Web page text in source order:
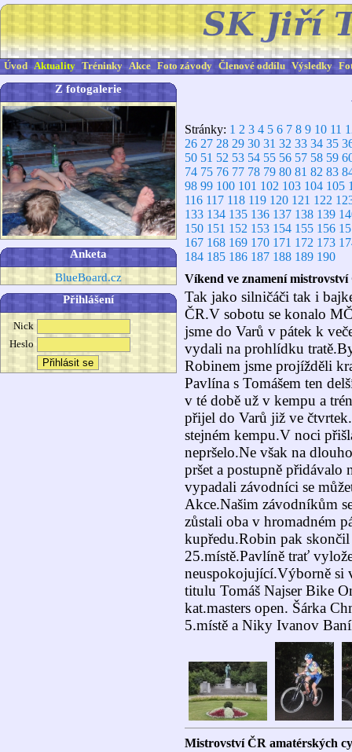
Úvod Aktuality Tréninky Akce Foto závody Členové oddílu Výsledky
Z fotogalerie
Anketa
BlueBoard.cz
Přihlášení
Nick
Heslo
Stránky: 1 2 3 4 5 6 7 8 9 10 11
26 27 28 29 30 31 32 33 34 35
50 51 52 53 54 55 56 57 58 59
74 75 76 77 78 79 80 81 82 83
98 99 100 101 102 103 104 105
116 117 118 119 120 121 122
133 134 135 136 137 138 139
150 151 152 153 154 155 156
167 168 169 170 171 172 173
184 185 186 187 188 189 190
Víkend ve znamení mistrovství
Tak jako silničáči tak i
ČR.V sobotu se konalo
jsme do Varů v pátek k
vydali na prohlídku
Robinem jsme projížděli
Pavlína s Tomášem ten
v té době už v kempu a
přijel do Varů již ve
stejném kempu.V noci
nepršelo.Ne však na
pršet a postupně přidávalo
vypadali závodníci se
Akce.Našim závodníkům
zůstali oba v hromadném
kupředu.Robin pak skončil
25.místě.Pavlíně trať
neuspokojující.Výborně si
titulu Tomáš Najser Bike
kat.masters open. Šárka
5.místě a Niky Ivanov
Mistrovství ČR amatérských